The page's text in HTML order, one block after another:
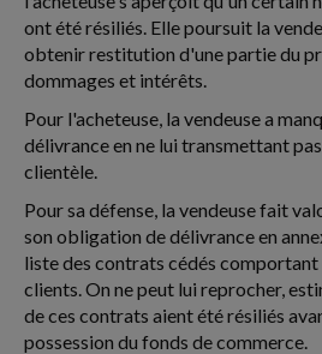
ont été résiliés. Elle poursuit la
obtenir restitution d'une partie du
dommages et intérêts.
Pour l'acheteuse, la vendeuse a
délivrance en ne lui transmettant
clientèle.
Pour sa défense, la vendeuse fait
son obligation de délivrance en
liste des contrats cédés comportant
clients. On ne peut lui reprocher,
de ces contrats aient été résiliés
possession du fonds de commerce.